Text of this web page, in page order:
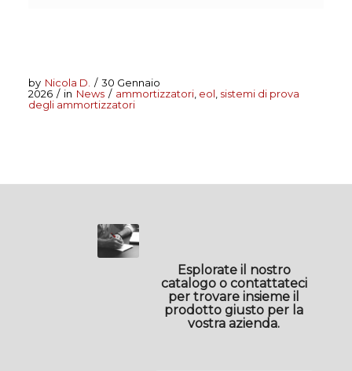
by Nicola D. / 30 Gennaio
2026 / in News / ammortizzatori, eol sistemi di prova
degli ammortizzatori
Esplorate il nostro
catalogo o contattateci
per trovare insieme il
prodotto giusto per la
vostra azienda.